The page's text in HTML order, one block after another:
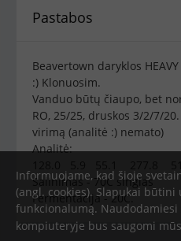
Pastabos
Beavertown daryklos
:) Klonuosim.
Vanduo būtų čiaupo, bet
RO, 25/25, druskos 3/2/7/
virimą (analitė :) nemato)
Analitė:
Salinimas - 70C singlas
Fermentacija - 20C.
Informuojame, kad šioje
(angl. cookies). Slapukai
funkcionalumą. Naudodamiesi
kompiuteryje bus saugomi